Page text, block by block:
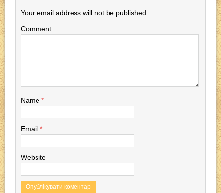
e
b
o
er e
gr
m
s
p
Your email address will not be published.
Comment
Name*
Email*
Website